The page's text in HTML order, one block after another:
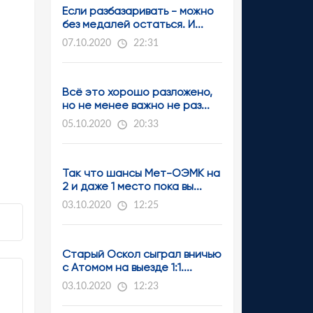
Если разбазаривать - можно
без медалей остаться. И...
07.10.2020 22:31
Всё это хорошо разложено,
но не менее важно не раз...
05.10.2020 20:33
Так что шансы Мет-ОЭМК на
2 и даже 1 место пока вы...
03.10.2020 12:25
Старый Оскол сыграл вничью
с Атомом на выезде 1:1....
03.10.2020 12:23